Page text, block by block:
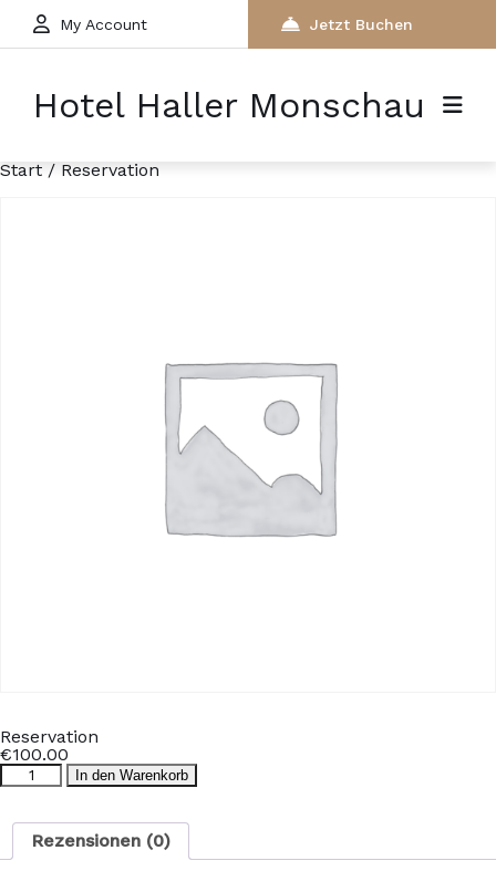
My Account Jetzt Buchen
Hotel Haller Monschau
Start / Reservation
Reservation
€100.00
Reservation
Menge
In den Warenkorb
Rezensionen (0)